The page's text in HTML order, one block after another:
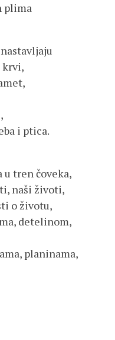
plima
krvi,
i ptica.
u tren čoveka,
naši životi,
o životu,
detelinom,
planinama,